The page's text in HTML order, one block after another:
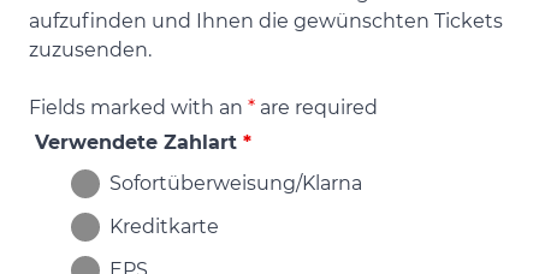
aufzufinden und Ihnen die gewünschten Tickets
zuzusenden.
Fields marked with an * are required
Verwendete Zahlart *
Sofortüberweisung/Klarna
Kreditkarte